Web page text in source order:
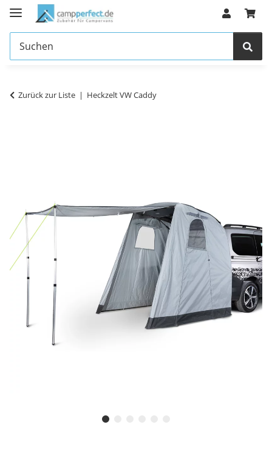
Zurück zur Liste Heckzelt VW Caddy